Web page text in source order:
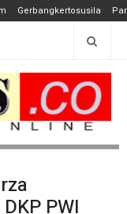
Gerbangkertosusila
PWI